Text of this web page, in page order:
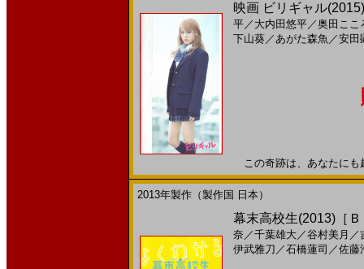
映画 ビリギャル
平／ 大内田悠平／奥田ここ
下山葵／あがた森魚 ／安田
この奇跡は、あなたに
2013年製作（製作国 日本）
幕末高校生(2013)［
奈 ／千葉雄大／谷村美月 ／
伊武雅刀 ／石橋蓮司 ／佐藤